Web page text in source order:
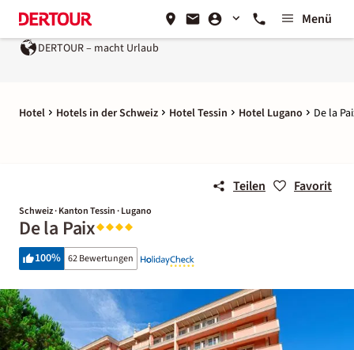
Menü
DERTOUR – macht Urlaub
Hotel Hotels in der Schweiz Hotel Tessin Hotel Lugano De la
Teilen Favorit
Schweiz · Kanton Tessin · Lugano
De la Paix
100% 62 Bewertungen